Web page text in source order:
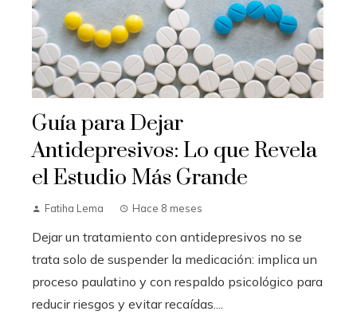
Guía para Dejar
Antidepresivos: Lo que Revela
el Estudio Más Grande
Fatiha Lema Hace 8 meses
Dejar un tratamiento con antidepresivos no se
trata solo de suspender la medicación: implica un
proceso paulatino y con respaldo psicológico para
reducir riesgos y evitar recaídas....